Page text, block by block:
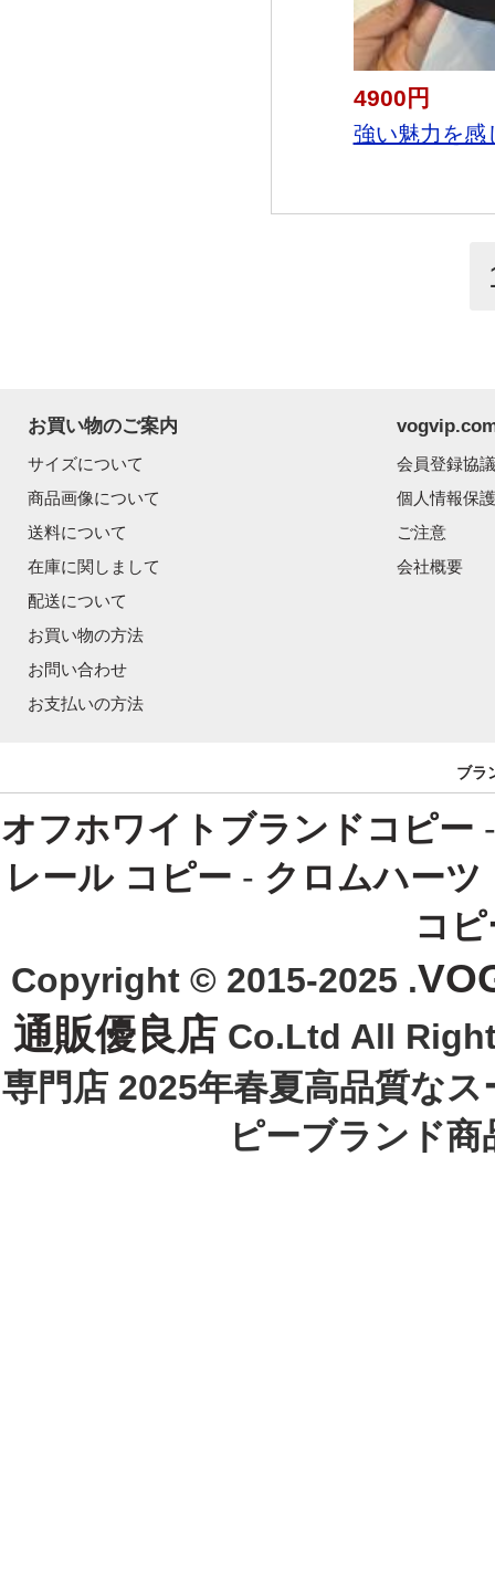
4900円
強い魅力を感
お買い物のご案内
サイズについて
商品画像について
送料について
在庫に関しまして
配送について
お買い物の方法
お問い合わせ
お支払いの方法
会員登録協
個人情報保
ご注意
会社概要
ブラ
オフホワイトブランドコピー
レール コピー - クロムハーツ
コ
Copyright © 2015-2025 .
通販優良店 Co.Ltd All
専門店 2025年春夏高品質な
ピーブランド